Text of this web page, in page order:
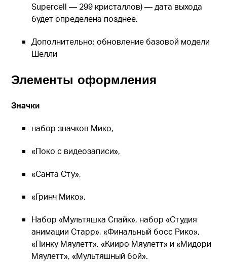
Supercell — 299 кристаллов) — дата выхода
будет определена позднее.
Дополнительно: обновление базовой модели
Шелли
Элементы оформления
Значки
набор значков Мико,
«Поко с видеозаписи»,
«Санта Сту»,
«Гринч Мико»,
Набор «Мультяшка Спайк», набор «Студия
анимации Старр», «Финальный босс Рико»,
«Пинку Мяулетт», «Кииро Мяулетт» и «Мидори
Мяулетт», «Мультяшный бой».